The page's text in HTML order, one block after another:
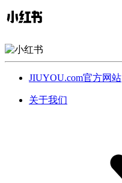
JIUYOU.com官方网站
关于我们